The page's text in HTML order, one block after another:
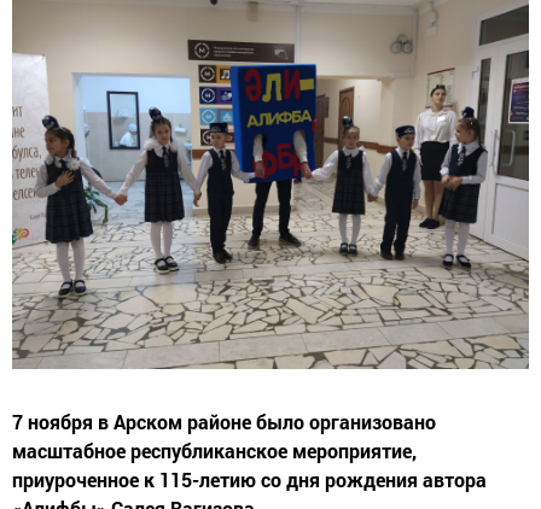
масштабное республиканское мероприятие,
приуроченное к 115-летию со дня рождения автора
«Алифбы» Салея Вагизова